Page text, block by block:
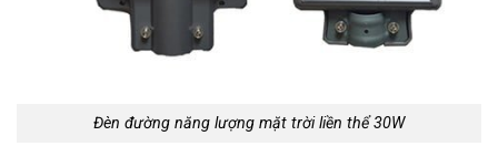
Đèn đường năng lượng mặt trời liền thể 30W